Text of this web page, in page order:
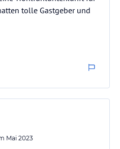
tolle Gastgeber und
Mai 2023